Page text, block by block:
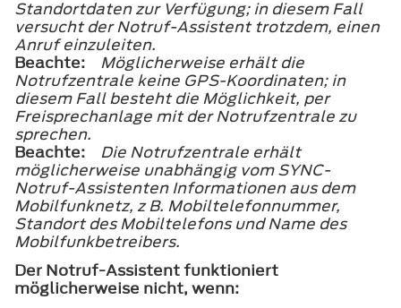
Standortdaten zur Verfügung; in diesem Fall
versucht der Notruf-Assistent trotzdem, einen
Anruf einzuleiten.
Beachte:
Möglicherweise erhält die
Notrufzentrale keine GPS-Koordinaten; in
diesem Fall besteht die Möglichkeit, per
Freisprechanlage mit der Notrufzentrale zu
sprechen.
Beachte:
Die Notrufzentrale erhält
möglicherweise unabhängig vom SYNC-
Notruf-Assistenten Informationen aus dem
Mobilfunknetz, z B. Mobiltelefonnummer,
Standort des Mobiltelefons und Name des
Mobilfunkbetreibers.
Der Notruf-Assistent funktioniert
möglicherweise nicht, wenn: